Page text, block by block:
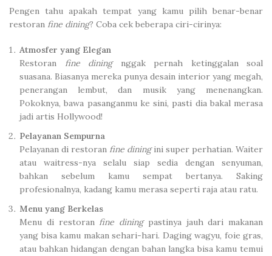
Pengen tahu apakah tempat yang kamu pilih benar-benar
restoran fine dining? Coba cek beberapa ciri-cirinya:
Atmosfer yang Elegan
Restoran fine diningnggak pernah ketinggalan soal
suasana. Biasanya mereka punya desain interior yang megah,
penerangan lembut, dan musik yang menenangkan.
Pokoknya, bawa pasanganmu ke sini, pasti dia bakal merasa
jadi artis Hollywood!
Pelayanan Sempurna
Pelayanan di restoran fine diningini super perhatian. Waiter
atau waitress-nya selalu siap sedia dengan senyuman,
bahkan sebelum kamu sempat bertanya. Saking
profesionalnya, kadang kamu merasa seperti raja atau ratu.
Menu yang Berkelas
Menu di restoran fine diningpastinya jauh dari makanan
yang bisa kamu makan sehari-hari. Daging wagyu, foie gras,
atau bahkan hidangan dengan bahan langka bisa kamu temui